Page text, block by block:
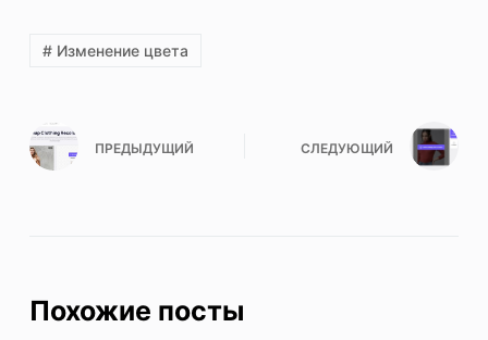
# Изменение цвета
ПРЕДЫДУЩИЙ СЛЕДУЮЩИЙ
Похожие посты